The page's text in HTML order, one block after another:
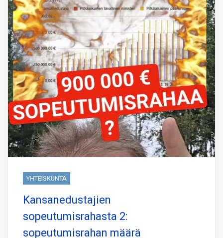
YHTEISKUNTA
Kansanedustajien
sopeutumisrahasta 2:
sopeutumisrahan määrä